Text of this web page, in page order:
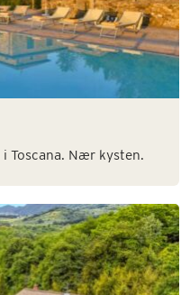
Toscana. Nær kysten.